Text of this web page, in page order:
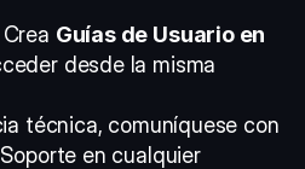
Guías de Usuario en
desde la misma
técnica, comuníquese con
en cualquier